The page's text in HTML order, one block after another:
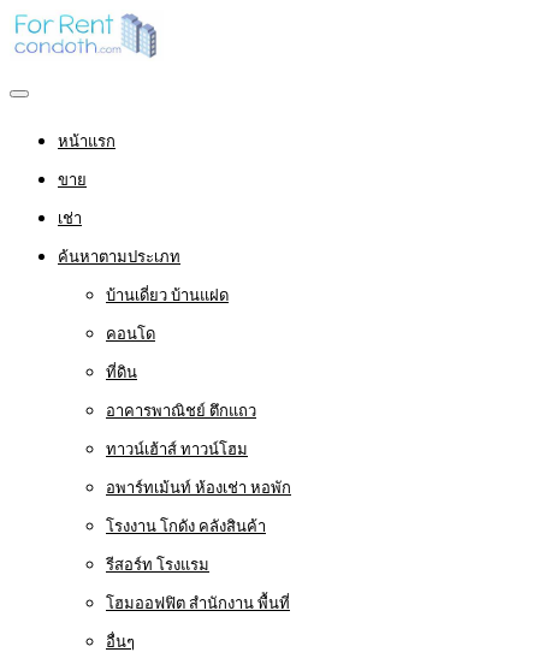
หน้าแรก
ขาย
เช่า
ค้นหาตามประเภท
บ้านเดี่ยว บ้านแฝด
คอนโด
ที่ดิน
อาคารพาณิชย์ ตึกแถว
ทาวน์เฮ้าส์ ทาวน์โฮม
อพาร์ทเม้นท์ ห้องเช่า หอพัก
โรงงาน โกดัง คลังสินค้า
รีสอร์ท โรงแรม
โฮมออฟฟิต สำนักงาน พื้นที่
อื่นๆ